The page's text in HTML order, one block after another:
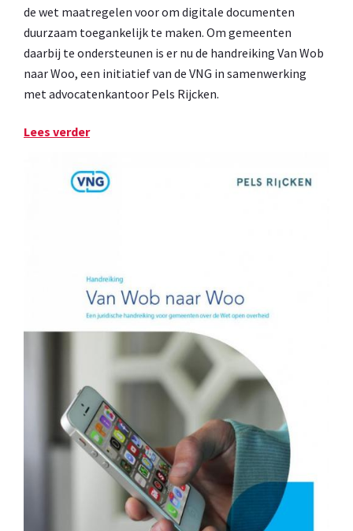
de wet maatregelen voor om digitale documenten
duurzaam toegankelijk te maken. Om gemeenten
daarbij te ondersteunen is er nu de handreiking Van Wob
naar Woo, een initiatief van de VNG in samenwerking
met advocatenkantoor Pels Rijcken.
Lees verder